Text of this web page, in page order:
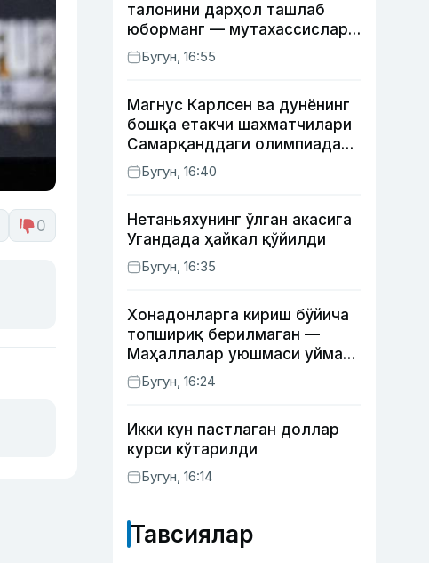
0
талонини дарҳол ташлаб
юборманг — мутахассислар
бунинг сабабини тушунтирди
Бугун, 16:55
Магнус Карлсен ва дунёнинг
бошқа етакчи шахматчилари
Самарқанддаги олимпиадани
ўтказиб юборади
Бугун, 16:40
Нетаньяхунинг ўлган акасига
Угандада ҳайкал қўйилди
Бугун, 16:35
Хонадонларга кириш бўйича
топшириқ берилмаган —
Маҳаллалар уюшмаси уйма-
уй юрган масъуллар ҳақида
Бугун, 16:24
Икки кун пастлаган доллар
курси кўтарилди
Бугун, 16:14
Тавсиялар